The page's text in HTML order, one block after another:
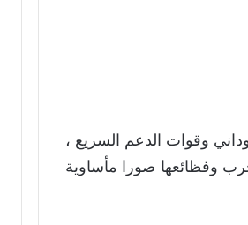
وقوات الدعم السريع ،
وفظائعها صورا مأساوية